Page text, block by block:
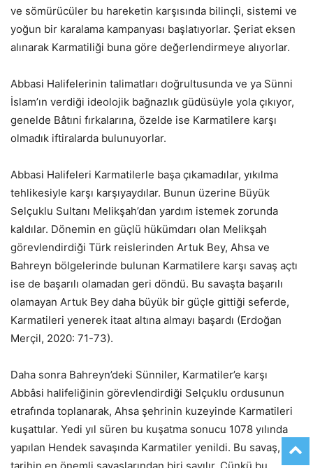
ve sömürücüler bu hareketin karşısında bilinçli, sistemi ve
yoğun bir karalama kampanyası başlatıyorlar. Şeriat eksen
alınarak Karmatiliği buna göre değerlendirmeye alıyorlar.
Abbasi Halifelerinin talimatları doğrultusunda ve ya Sünni
İslam’ın verdiği ideolojik bağnazlık güdüsüyle yola çıkıyor,
genelde Bâtıni fırkalarına, özelde ise Karmatilere karşı
olmadık iftiralarda bulunuyorlar.
Abbasi Halifeleri Karmatilerle başa çıkamadılar, yıkılma
tehlikesiyle karşı karşıyaydılar. Bunun üzerine Büyük
Selçuklu Sultanı Melikşah’dan yardım istemek zorunda
kaldılar. Dönemin en güçlü hükümdarı olan Melikşah
görevlendirdiği Türk reislerinden Artuk Bey, Ahsa ve
Bahreyn bölgelerinde bulunan Karmatilere karşı savaş açtı
ise de başarılı olamadan geri döndü. Bu savaşta başarılı
olamayan Artuk Bey daha büyük bir güçle gittiği seferde,
Karmatileri yenerek itaat altına almayı başardı (Erdoğan
Merçil, 2020: 71-73).
Daha sonra Bahreyn’deki Sünniler, Karmatiler’e karşı
Abbâsi halifeliğinin görevlendirdiği Selçuklu ordusunun
etrafında toplanarak, Ahsa şehrinin kuzeyinde Karmatileri
kuşattılar. Yedi yıl süren bu kuşatma sonucu 1078 yılında
yapılan Hendek savaşında Karmatiler yenildi. Bu savaş,
tarihin en önemli savaşlarından biri sayılır. Çünkü bu